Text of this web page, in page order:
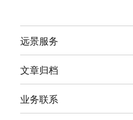
远景服务
文章归档
业务联系